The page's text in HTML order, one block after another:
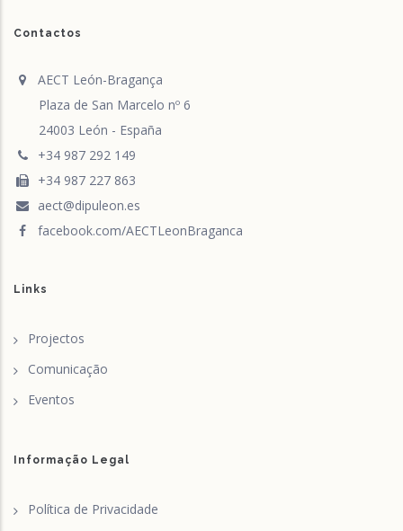
Contactos
AECT León-Bragança
Plaza de San Marcelo nº 6
24003 León - España
+34 987 292 149
+34 987 227 863
aect@dipuleon.es
facebook.com/AECTLeonBraganca
Links
Projectos
Comunicação
Eventos
Informação Legal
Política de Privacidade